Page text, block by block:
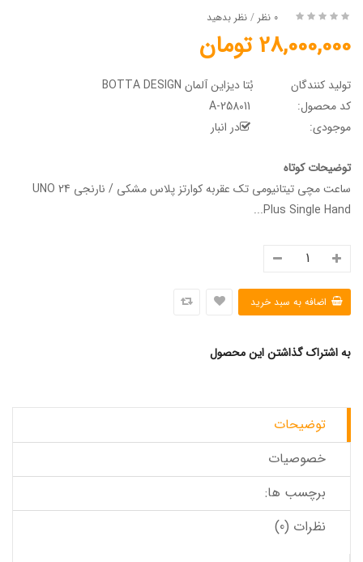
0 نظر / نظر بدهید
28,000,000 تومان
تولید کنندگان
بُتا دیزاین آلمان BOTTA DESIGN
کد محصول:
موجودی:
در انبار
توضیحات کوتاه
ساعت مچی تیتانیومی تک عقربه کوارتز پلاس مشکی / نارنجی UNO 24
Plus Single Hand...
به اشتراک گذاشتن این محصول
توضیحات
خصوصیات
برچسب ها:
نظرات (0)